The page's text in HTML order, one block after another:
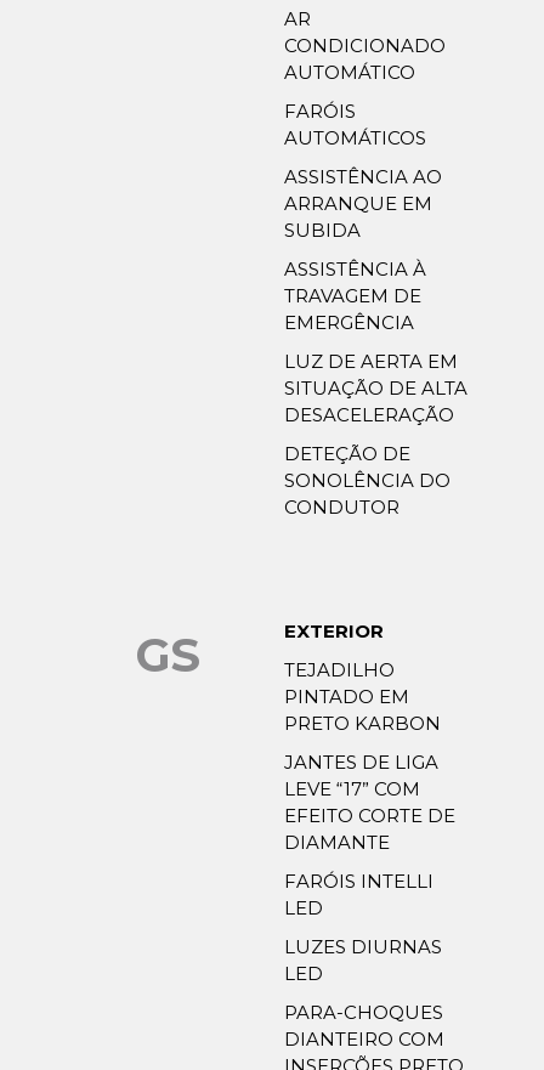
AR
CONDICIONADO
AUTOMÁTICO
FARÓIS
AUTOMÁTICOS
ASSISTÊNCIA AO
ARRANQUE EM
SUBIDA
ASSISTÊNCIA À
TRAVAGEM DE
EMERGÊNCIA
LUZ DE AERTA EM
SITUAÇÃO DE ALTA
DESACELERAÇÃO
DETEÇÃO DE
SONOLÊNCIA DO
CONDUTOR
GS
EXTERIOR
TEJADILHO
PINTADO EM
PRETO KARBON
JANTES DE LIGA
LEVE “17” COM
EFEITO CORTE DE
DIAMANTE
FARÓIS INTELLI
LED
LUZES DIURNAS
LED
PARA-CHOQUES
DIANTEIRO COM